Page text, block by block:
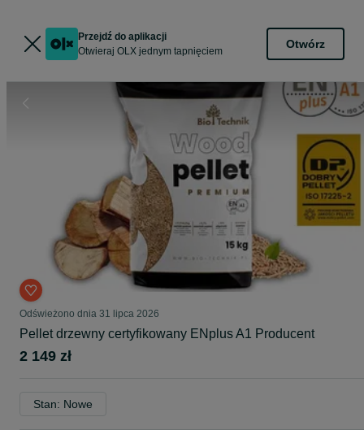
Przejdź do aplikacji
Otwieraj OLX jednym tapnięciem
Otwórz
Odświeżono dnia 31 lipca 2026
Pellet drzewny certyfikowany ENplus A1 Producent
2 149 zł
Stan: Nowe